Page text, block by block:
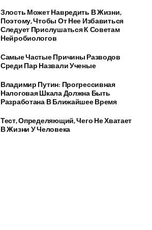
Злость Может Навредить В Жизни,
Поэтому, Чтобы От Нее Избавиться
Следует Прислушаться К Советам
Нейробиологов
Самые Частые Причины Разводов
Среди Пар Назвали Ученые
Владимир Путин: Прогрессивная
Налоговая Шкала Должна Быть
Разработана В Ближайшее Время
Тест, Определяющий, Чего Не Хватает
В Жизни У Человека